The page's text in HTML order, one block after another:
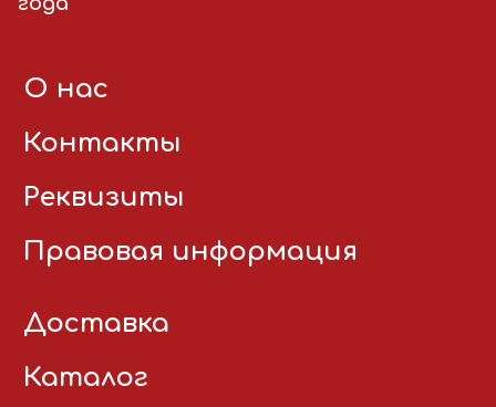
О нас
Контакты
Реквизиты
Правовая информация
Доставка
Каталог